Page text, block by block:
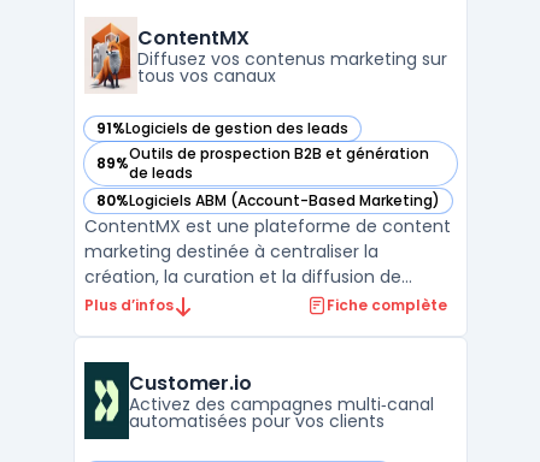
ContentMX
Diffusez vos contenus marketing sur
tous vos canaux
91%Logiciels de gestion des leads
— voir ContentMX dans cette catégorie
89%Outils de prospection B2B et génération
de leads
— voir ContentMX dans cette catégorie
80%Logiciels ABM (Account-Based Marketing)
— voir ContentMX dans cette catégorie
ContentMX est une plateforme de content
marketing destinée à centraliser la
création, la curation et la diffusion de
contenus dans un contexte de réseaux de
consultants rencontrent la question de
maintenir une communication ré ...
Plus d’infos Fiche complète
Customer.io
Activez des campagnes multi‑canal
automatisées pour vos clients